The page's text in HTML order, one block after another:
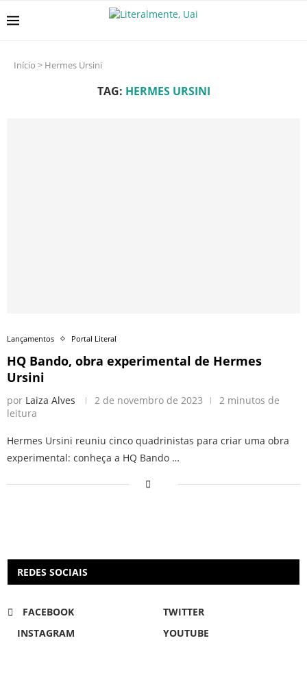
Início > Hermes Ursini
TAG: HERMES URSINI
Lançamentos Portal Literal
HQ Bando, obra experimental de Hermes
Ursini
por Laiza Alves 2 de novembro de 2023
2 minutos de
leitura
Hermes Ursini reuniu cinco quadrinistas para criar uma obra
experimental: conheça a HQ Bando …
REDES SOCIAIS
FACEBOOK
TWITTER
INSTAGRAM
YOUTUBE